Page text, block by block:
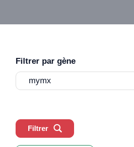
Drop-down list
and input field
with
Filtrer par gène
Filtrer